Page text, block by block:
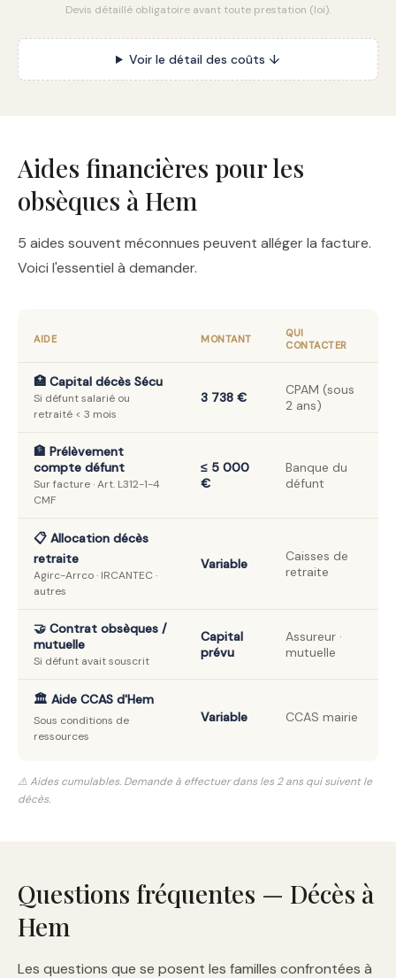
Devis détaillé obligatoire avant toute prestation (loi).
Voir le détail des coûts ↓
Aides financières pour les
obsèques à Hem
5 aides souvent méconnues peuvent alléger la facture.
Voici l'essentiel à demander.
AIDE MONTANT
QUI
CONTACTER
🏥 Capital décès Sécu
Si défunt salarié ou
retraité < 3 mois
3 738 €
CPAM (sous
2 ans)
🏦 Prélèvement
compte défunt
Sur facture · Art. L312-1-4
CMF
≤ 5 000
€
Banque du
défunt
📋 Allocation décès
retraite
Agirc-Arrco · IRCANTEC ·
autres
Variable
Caisses de
retraite
🤝 Contrat obsèques /
mutuelle
Si défunt avait souscrit
Capital
prévu
Assureur ·
mutuelle
🏛️ Aide CCAS d'Hem
Sous conditions de
ressources
Variable CCAS mairie
⚠️ Aides cumulables. Demande à effectuer dans les 2 ans qui suivent le
décès.
Questions fréquentes — Décès à
Hem
Les questions que se posent les familles confrontées à